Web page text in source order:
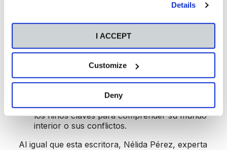
Details
I ACCEPT
Customize
Deny
Estimular la imaginación y la fantasía.
Entretener y divertir.
Transmitir una enseñanza moral.
Facilitar la comprensión de verdades
metafísicas y filosóficas.
Una función terapéutica, al proporcionar a
los niños claves para comprender su mundo
interior o sus conflictos.
Al igual que esta escritora, Nélida Pérez, experta